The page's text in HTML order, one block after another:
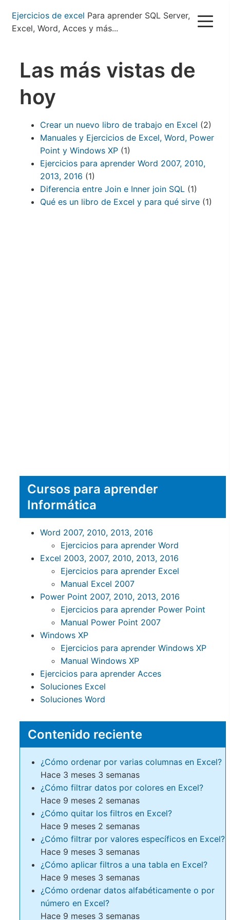
Pasar
contenido
Ejercicios de excel Para aprender SQL Server,
Excel, Word, Acces y más...
Las más vistas de
hoy
Crear un nuevo libro de trabajo en Excel (2)
Manuales y Ejercicios de Excel, Word, Power
Point y Windows XP (1)
Ejercicios para aprender Word 2007, 2010,
2013, 2016 (1)
Diferencia entre Join e Inner join SQL (1)
Qué es un libro de Excel y para qué sirve (1)
Cursos para aprender
Informática
Word 2007, 2010, 2013, 2016
Ejercicios para aprender Word
Excel 2003, 2007, 2010, 2013, 2016
Ejercicios para aprender Excel
Manual Excel 2007
Power Point 2007, 2010, 2013, 2016
Ejercicios para aprender Power Point
Manual Power Point 2007
Windows XP
Ejercicios para aprender Windows XP
Manual Windows XP
Ejercicios para aprender Acces
Soluciones Excel
Soluciones Word
Contenido reciente
¿Cómo ordenar por varias columnas en Excel?
Hace 3 meses 3 semanas
¿Cómo filtrar datos por colores en Excel?
Hace 9 meses 2 semanas
¿Cómo quitar los filtros en Excel?
Hace 9 meses 2 semanas
¿Cómo filtrar por valores específicos en Excel?
Hace 9 meses 3 semanas
¿Cómo aplicar filtros a una tabla en Excel?
Hace 9 meses 3 semanas
¿Cómo ordenar datos alfabéticamente o por
número en Excel?
Hace 9 meses 3 semanas